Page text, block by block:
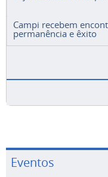
Campi recebem
permanência e êxito
Eventos